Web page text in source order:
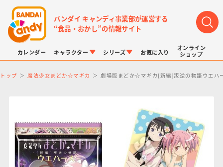
バンダイ キャンディ事業部が運営する
“食品・おかし”の情報サイト
カレンダー キャラクター
LINK TRAVELERS プリキュアシリーズ ドラゴンボール
シリーズ
チョコボックス チョコサプ ポケモンキッズ
お気に入り
オンライン
ショップ
トップ 魔法少女まどか☆マギカ 劇場版まどか☆マギカ[新編]叛逆の物語ウエハ